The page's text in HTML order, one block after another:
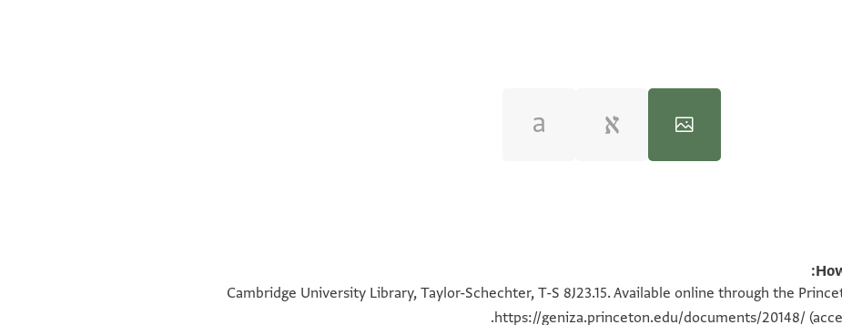
100%
100%
Cambridge University Library, Taylor-Schechter, T-S 8J23.15. Available online through the
https://geniza.princeton.edu/documents/20148/